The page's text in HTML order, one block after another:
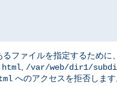
ファイルを指定するために
, /var/web/dir1/
へのアクセスを拒否します